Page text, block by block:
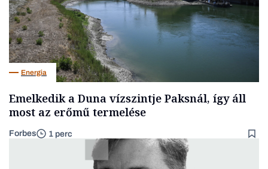
Energia
Emelkedik a Duna vízszintje Paksnál, így áll
most az erőmű termelése
Forbes 1 perc